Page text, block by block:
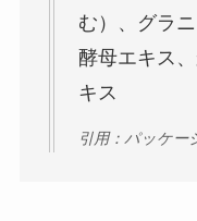
む）、グラ
酵母エキス
キス
引用：パッケー